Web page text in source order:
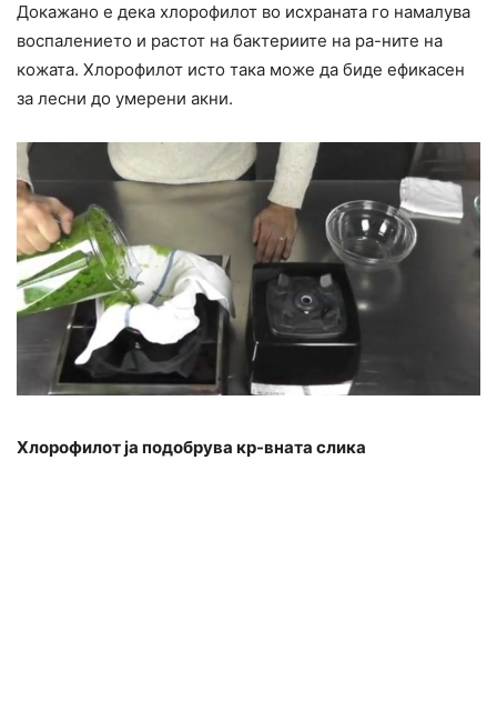
Докажано е дека хлорофилот во исхраната го намалува
воспалението и растот на бактериите на ра-ните на
кожата. Хлорофилот исто така може да биде ефикасен
за лесни до умерени акни.
Хлорофилот ја подобрува кр-вната слика